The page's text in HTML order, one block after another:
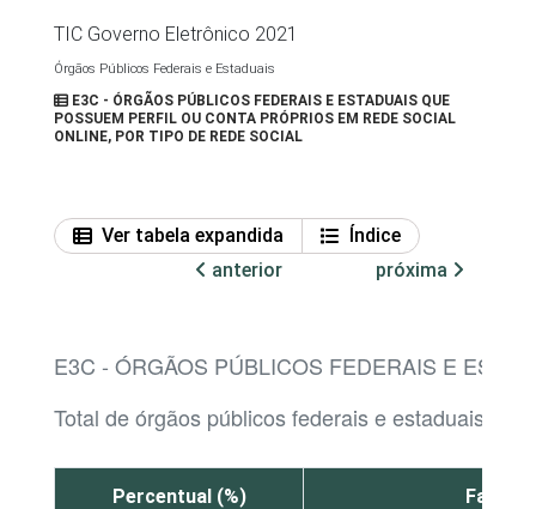
TIC Governo Eletrônico 2021
Órgãos Públicos Federais e Estaduais
E3C - ÓRGÃOS PÚBLICOS FEDERAIS E ESTADUAIS QUE
POSSUEM PERFIL OU CONTA PRÓPRIOS EM REDE SOCIAL
ONLINE, POR TIPO DE REDE SOCIAL
Ver tabela expandida
Índice
anterior
próxima
E3C - ÓRGÃOS PÚBLICOS FEDERAIS E
Total de órgãos públicos federais e estaduais
Percentual (%)